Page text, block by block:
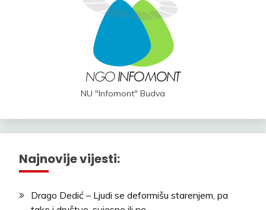
NU "Infomont" Budva
Najnovije vijesti:
Drago Dedić – Ljudi se deformišu starenjem, pa